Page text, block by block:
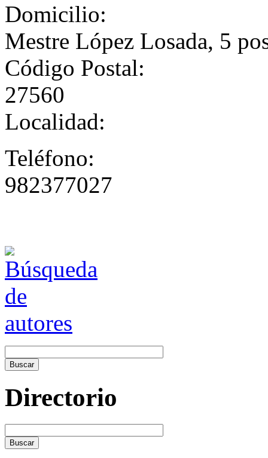
Domicilio:
Mestre López Losada, 5
Código Postal:
27560
Localidad:
Teléfono:
982377027
Directorio